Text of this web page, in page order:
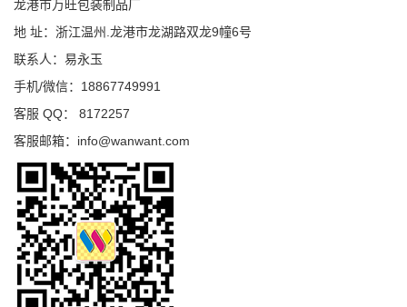
龙港市万旺包装制品厂
地 址：浙江温州.龙港市龙湖路双龙9幢6号
联系人：易永玉
手机/微信：18867749991
客服 QQ： 8172257
客服邮箱：info@wanwant.com